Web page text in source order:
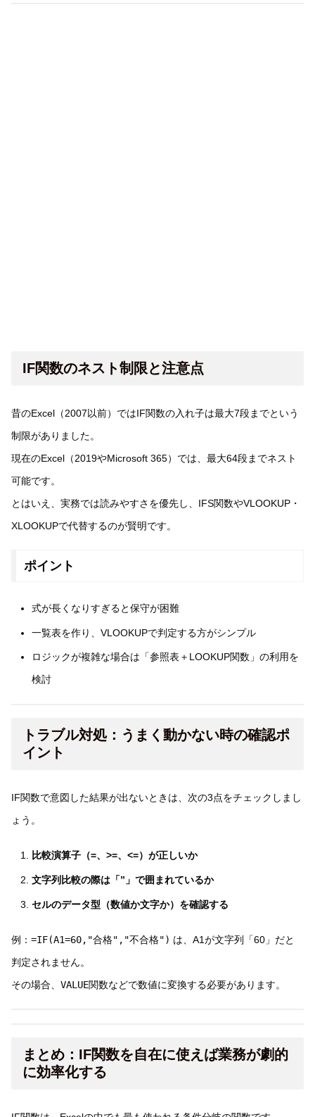
IF関数のネスト制限と注意点
昔のExcel（2007以前）ではIF関数の入れ子は最大7段までという
制限がありました。
現在のExcel（2019やMicrosoft 365）では、最大64段までネスト
可能です。
とはいえ、実務では読みやすさを優先し、IFS関数やVLOOKUP・
XLOOKUPで代替するのが賢明です。
ポイント
式が長くなりすぎると保守が困難
一覧表を作り、VLOOKUPで判定する方がシンプル
ロジックが複雑な場合は「参照表＋LOOKUP関数」の利用を
検討
トラブル対処：うまく動かない時の確認ポ
イント
IF関数で意図した結果が出ないときは、次の3点をチェックしまし
ょう。
比較演算子（=、>=、<=）が正しいか
文字列比較の際は「”」で囲まれているか
セルのデータ型（数値か文字か）を確認する
例： =IF(A1=60,"合格","不合格") は、A1が文字列「60」だと
判定されません。
その場合、 VALUE関数などで数値に変換する必要があります。
まとめ：IF関数を自在に使えば業務が劇的
に効率化する